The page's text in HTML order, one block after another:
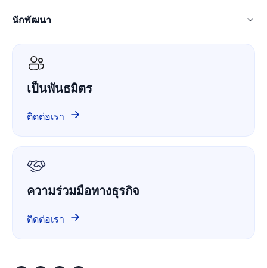
คอนโซลผู้ดูแลระบบ
การผลิต
บริการ IT
การดูแลสุขภาพ
การเงิน
เอกสารไวท์เปเปอร์
กรณีศึกษา
นักพัฒนา
ComPDF SDK
ComPDF AI
ComPDF Cloud
ComPDF บน GitHub
เป็นพันธมิตร
ติดต่อเรา
ความร่วมมือทางธุรกิจ
ติดต่อเรา